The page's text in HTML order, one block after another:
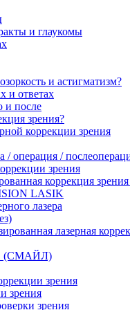
и глаукомы
и астигматизм?
и ответах
и после
зрения?
коррекции зрения
/ операция /
зрения
коррекция
LASIK
лазера
лазерная
(СМАЙЛ)
зрения
зрения
зрения